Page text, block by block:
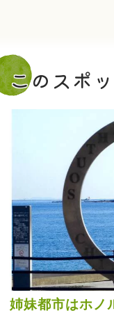
このスポ
姉妹都市はホノ